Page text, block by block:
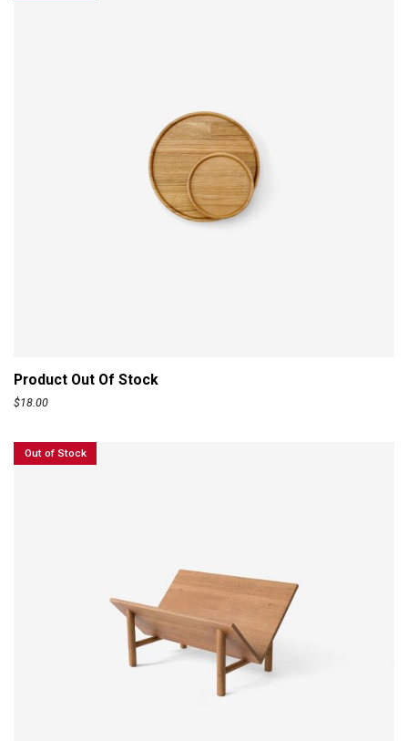
Product Out Of Stock
$18.00
Out of Stock